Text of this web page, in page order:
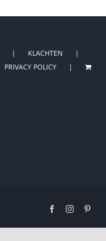
KLACHTEN
PRIVACY POLICY
FacebookInstagram